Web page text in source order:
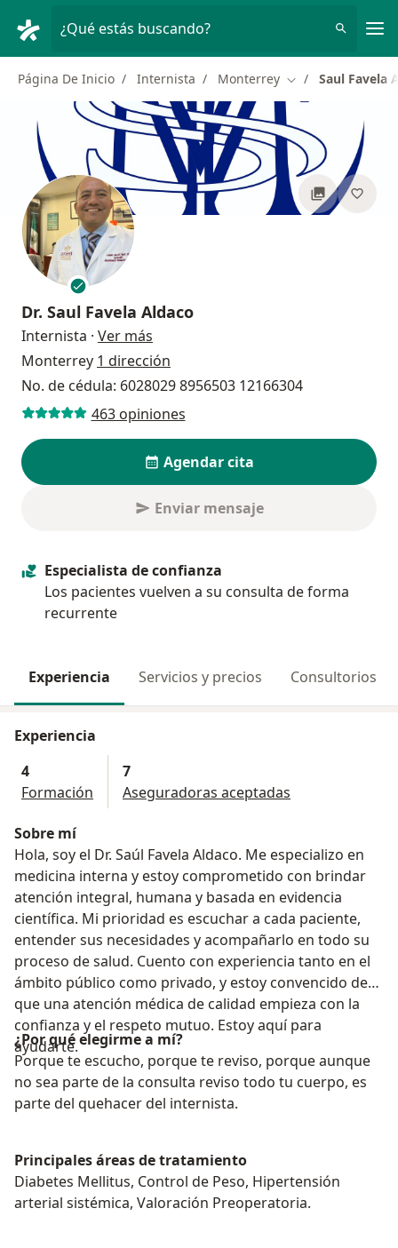
¿Qué estás buscando?
Página De Inicio Internista Monterrey Cambiar de ciudad
Saul Favela
Dr. Saul Favela Aldaco
Internista · Ver más
Monterrey 1 dirección
No. de cédula: 6028029 8956503 12166304
463 opiniones
Agendar cita
Enviar mensaje
Especialista de confianza
Los pacientes vuelven a su consulta de forma
recurrente
Experiencia Servicios y precios Consultorios
Experiencia
4
Formación
7
Aseguradoras aceptadas
Sobre mí
Hola, soy el Dr. Saúl Favela Aldaco. Me especializo en
medicina interna y estoy comprometido con brindar
atención integral, humana y basada en evidencia
científica. Mi prioridad es escuchar a cada paciente,
entender sus necesidades y acompañarlo en todo su
proceso de salud. Cuento con experiencia tanto en el
ámbito público como privado, y estoy convencido de
que una atención médica de calidad empieza con la
confianza y el respeto mutuo. Estoy aquí para
ayudarte.
¿Por qué elegirme a mí?
Porque te escucho, porque te reviso, porque aunque
no sea parte de la consulta reviso todo tu cuerpo, es
parte del quehacer del internista.
Principales áreas de tratamiento
Diabetes Mellitus, Control de Peso, Hipertensión
arterial sistémica, Valoración Preoperatoria.